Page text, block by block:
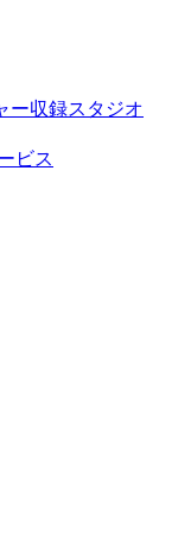
ー収録スタジオ
ビス